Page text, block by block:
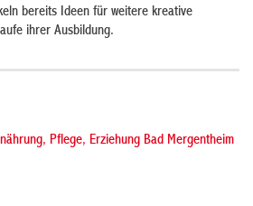
bereits Ideen für weitere kreative
ihrer Ausbildung.
Pflege, Erziehung Bad Mergentheim